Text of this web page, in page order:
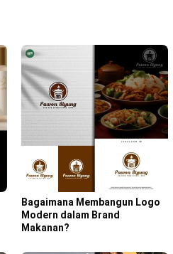
Bagaimana Membangun Logo
Modern dalam Brand
Makanan?